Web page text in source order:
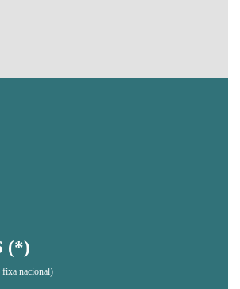
(*)
fixa nacional)